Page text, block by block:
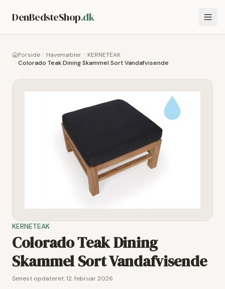
DenBedsteShop.dk
Forside Havemøbler
KERNETEAK
Colorado Teak Dining Skammel Sort Vandafvisende
KERNETEAK
Colorado Teak Dining
Skammel Sort Vandafvisende
Senest opdateret:12. februar 2026